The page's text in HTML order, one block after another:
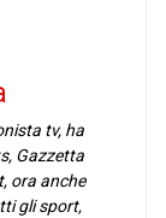
tv, ha
Gazzetta
ora anche
gli sport,